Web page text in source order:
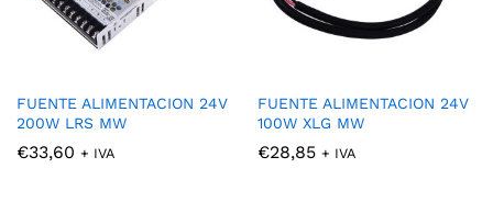
FUENTE ALIMENTACION 24V
200W LRS MW
€33,60 + IVA
FUENTE ALIMENTACION 24V
100W XLG MW
€28,85 + IVA